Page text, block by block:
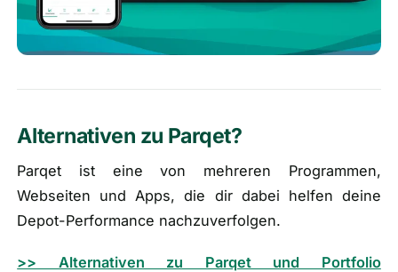
Alternativen zu Parqet?
Parqet ist eine von mehreren Programmen,
Webseiten und Apps, die dir dabei helfen deine
Depot-Performance nachzuverfolgen.
>> Alternativen zu Parqet und Portfolio